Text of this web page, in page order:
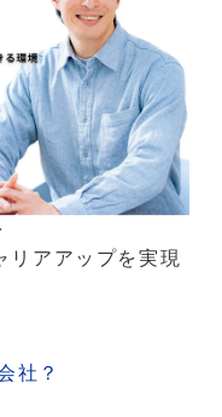
アアップを実現
社？